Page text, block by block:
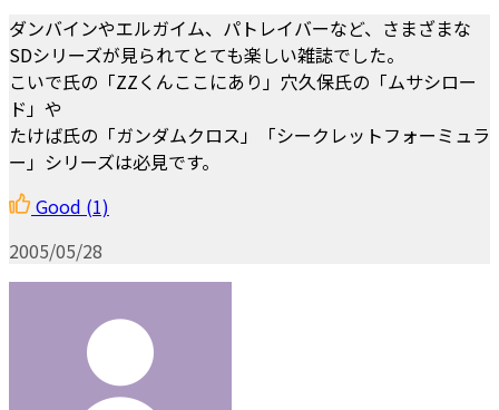
ダンバインやエルガイム、パトレイバーなど、さまざまな
SDシリーズが見られてとても楽しい雑誌でした。
こいで氏の「ZZくんここにあり」穴久保氏の「ムサシロー
ド」や
たけば氏の「ガンダムクロス」「シークレットフォーミュラ
ー」シリーズは必見です。
Good (1)
2005/05/28